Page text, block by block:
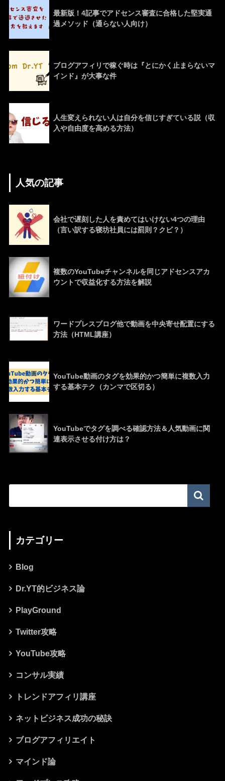
最新版！4記事でアドセンス審査に合格した堅実通
過メソッド（通らない人向け）
ブログアフィリで稼ぐ時は『とにかく止まらないマ
インド』が大事な件
人生変えられない人は自分を信じすぎている説（収
入や自由度を高める方法）
人気の記事
会社で遅刻した人を責めてはいけない4つの理由
（言い訳する寝坊社員には罰則？クビ？）
複数のYouTubeチャンネルを同じアドセンスアカ
ウントで収益化する方法を解説
ワードプレスブログ他で動画を中央寄せ配置にする
方法（HTML講座）
YouTube動画のタグを効果的かつ簡単に複数入力
する基本テク（カンマで区切る）
YouTubeでタグを調べる確認方法＆人気動画に関
連表示させる付け方は？
カテゴリー
Blog
Dr.YT的ビジネス論
PlayGround
Twitter攻略
YouTube攻略
コンサル実績
トレンドアフィリ講座
ネットビジネス成功の秘訣
ブログアフィリエイト
マインド論